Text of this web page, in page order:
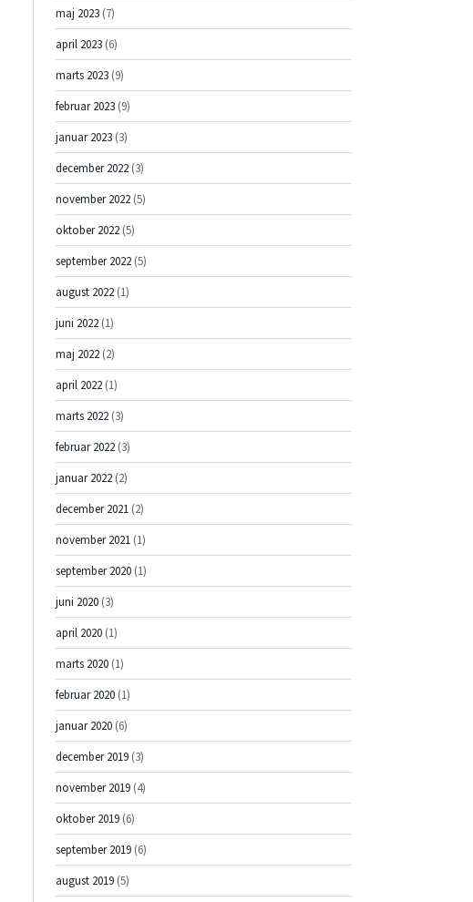
maj 2023 (7)
april 2023 (6)
marts 2023 (9)
februar 2023 (9)
januar 2023 (3)
december 2022 (3)
november 2022 (5)
oktober 2022 (5)
september 2022 (5)
august 2022 (1)
juni 2022 (1)
maj 2022 (2)
april 2022 (1)
marts 2022 (3)
februar 2022 (3)
januar 2022 (2)
december 2021 (2)
november 2021 (1)
september 2020 (1)
juni 2020 (3)
april 2020 (1)
marts 2020 (1)
februar 2020 (1)
januar 2020 (6)
december 2019 (3)
november 2019 (4)
oktober 2019 (6)
september 2019 (6)
august 2019 (5)